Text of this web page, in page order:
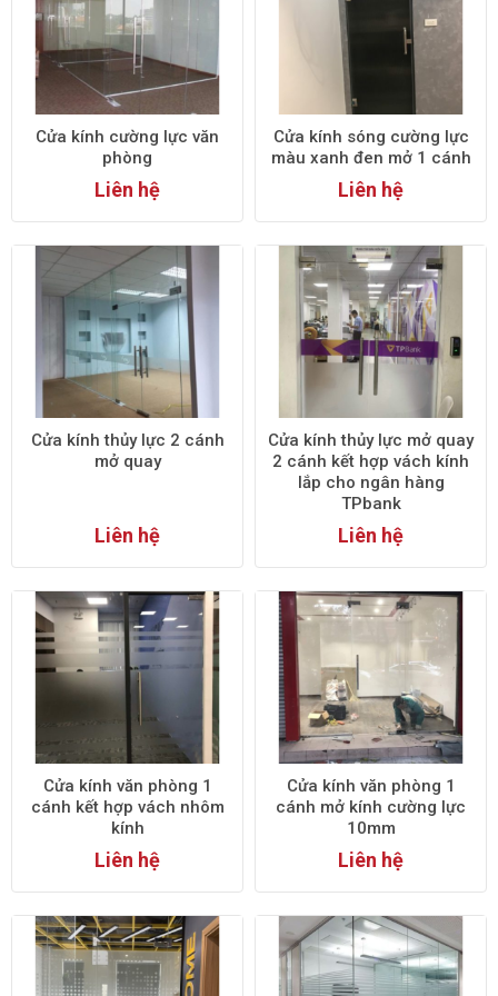
Cửa kính cường lực văn
phòng
Liên hệ
Cửa kính sóng cường lực
màu xanh đen mở 1 cánh
Liên hệ
Cửa kính thủy lực 2 cánh
mở quay
Liên hệ
Cửa kính thủy lực mở quay
2 cánh kết hợp vách kính
lắp cho ngân hàng
TPbank
Liên hệ
Cửa kính văn phòng 1
cánh kết hợp vách nhôm
kính
Liên hệ
Cửa kính văn phòng 1
cánh mở kính cường lực
10mm
Liên hệ